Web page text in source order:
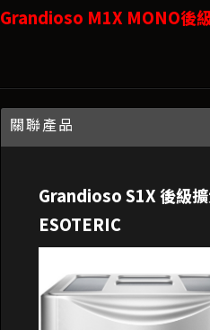
Grandioso M1X MONO後
關聯產品
Grandioso S1X 後級
ESOTERIC